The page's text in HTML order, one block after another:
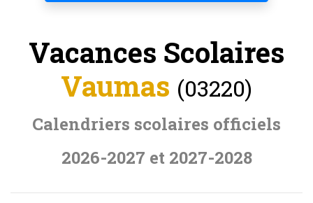
Vacances Scolaires
Vaumas (03220)
Calendriers scolaires officiels
2026-2027 et 2027-2028